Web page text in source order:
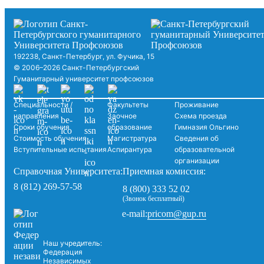
192238, Санкт-Петербург, ул. Фучика, 15
© 2006–2026 Санкт-Петербургский
Гуманитарный университет профсоюзов
Специальности /
направления
Сроки обучения
Стоимость обучения
Вступительные испытания
Факультеты
Заочное
образование
Магистратура
Аспирантура
Проживание
Схема проезда
Гимназия Ольгино
Сведения об
образовательной
организации
Справочная Университета:
8 (812) 269-57-58
Приемная комиссия:
8 (800) 333 52 02
(Звонок бесплатный)
Наш учредитель:
Федерация
Независимых
e-mail:pricom@gup.ru